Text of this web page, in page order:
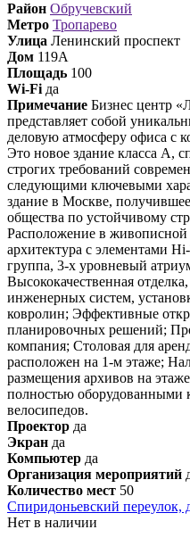
Район Обручевский
Метро Тропарево
Улица Ленинский проспект
Дом 119А
Площадь 100
Wi-Fi да
Примечание Бизнес центр
представляет собой
деловую атмосферу офиса с
Это новое здание класса А,
строгих требований
следующими ключевыми
здание в Москве,
общества по устойчивому
Расположение в живописной
архитектура с элементами
группа, 3-х уровневый
Высококачественная
инженерных систем,
ковролин; Эффективные
планировочных решений;
компания; Столовая для
расположен на 1-м этаже;
размещения архивов на
полностью оборудованными
велосипедов.
Проектор да
Экран да
Компьютер да
Организация мероприятий
Количество мест 50
Спиридоньевский переулок,
Нет в наличии